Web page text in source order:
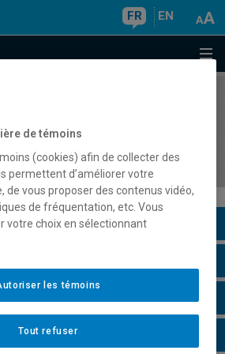
FR EN
en mathématiques en
des adultes
de témoins
(cookies) afin de collecter des
permettent d’améliorer votre
de vous proposer des contenus vidéo,
de fréquentation, etc. Vous
votre choix en sélectionnant
Tout refuser
les témoins